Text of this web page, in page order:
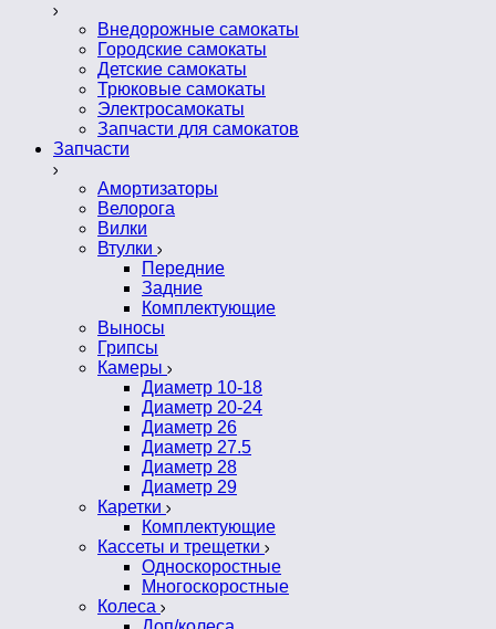
Внедорожные самокаты
Городские самокаты
Детские самокаты
Трюковые самокаты
Электросамокаты
Запчасти для самокатов
Запчасти
Амортизаторы
Велорога
Вилки
Втулки
Передние
Задние
Комплектующие
Выносы
Грипсы
Камеры
Диаметр 10-18
Диаметр 20-24
Диаметр 26
Диаметр 27.5
Диаметр 28
Диаметр 29
Каретки
Комплектующие
Кассеты и трещетки
Односкоростные
Многоскоростные
Колеса